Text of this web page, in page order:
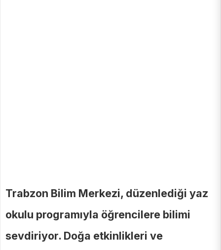
Trabzon Bilim Merkezi, düzenlediği yaz
okulu programıyla öğrencilere bilimi
sevdiriyor. Doğa etkinlikleri ve